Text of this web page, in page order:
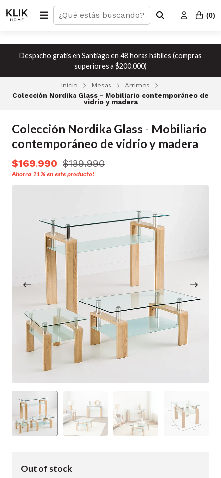
(0)
Despacho gratis en Santiago en 48 horas hábiles (compras
superiores a $200.000)
Inicio Mesas
Arrimos
Colección Nordika Glass - Mobiliario contemporáneo de
vidrio y madera
Colección Nordika Glass - Mobiliario
contemporáneo de vidrio y madera
$169.990 $189.990
Ahorra 11%en este producto!
Out of stock